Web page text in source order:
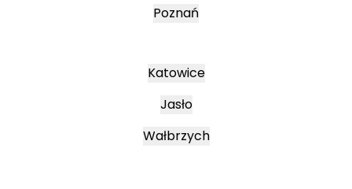
Poznań
Katowice
Jasło
Wałbrzych